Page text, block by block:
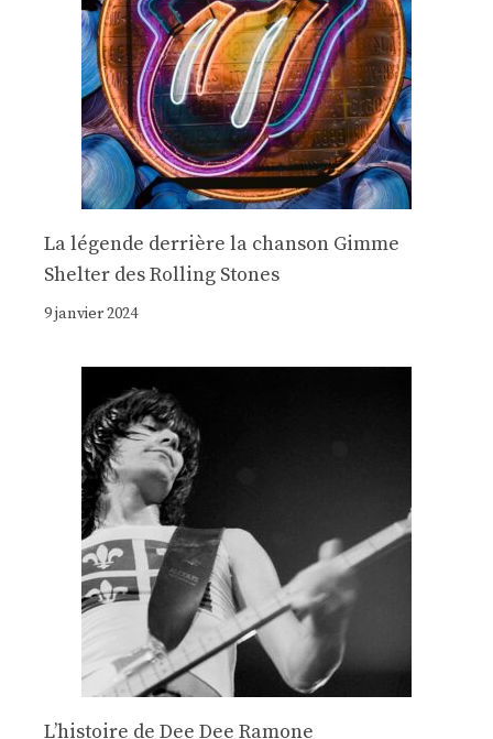
La légende derrière la chanson Gimme
Shelter des Rolling Stones
9 janvier 2024
Lʼhistoire de Dee Dee Ramone